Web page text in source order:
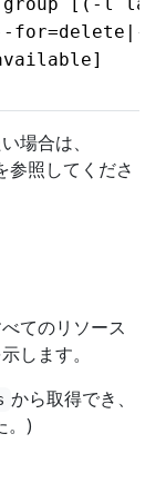
場合は、
参照してくださ
てのリソース
します。
から取得でき、
。)